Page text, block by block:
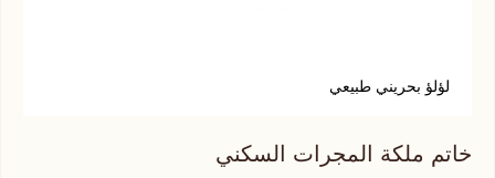
لؤلؤ بحريني طبيعي
خاتم ملكة المجرات السكني